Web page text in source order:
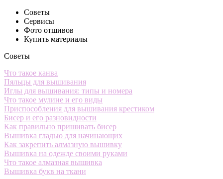
Советы
Сервисы
Фото отшивов
Купить материалы
Советы
Что такое канва
Пяльцы для вышивания
Иглы для вышивания: типы и номера
Что такое мулине и его виды
Приспособления для вышивания крестиком
Бисер и его разновидности
Как правильно пришивать бисер
Вышивка гладью для начинающих
Как закрепить алмазную вышивку
Вышивка на одежде своими руками
Что такое алмазная вышивка
Вышивка букв на ткани